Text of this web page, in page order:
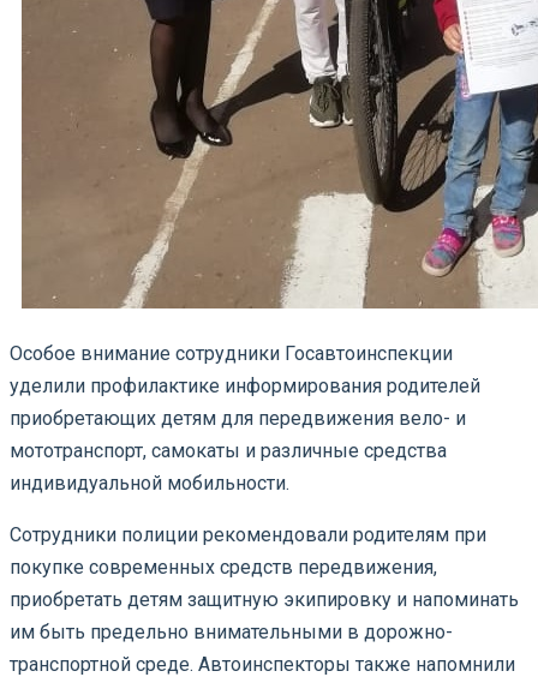
Особое внимание сотрудники Госавтоинспекции
уделили профилактике информирования родителей
приобретающих детям для передвижения вело- и
мототранспорт, самокаты и различные средства
индивидуальной мобильности.
Сотрудники полиции рекомендовали родителям при
покупке современных средств передвижения,
приобретать детям защитную экипировку и напоминать
им быть предельно внимательными в дорожно-
транспортной среде. Автоинспекторы также напомнили